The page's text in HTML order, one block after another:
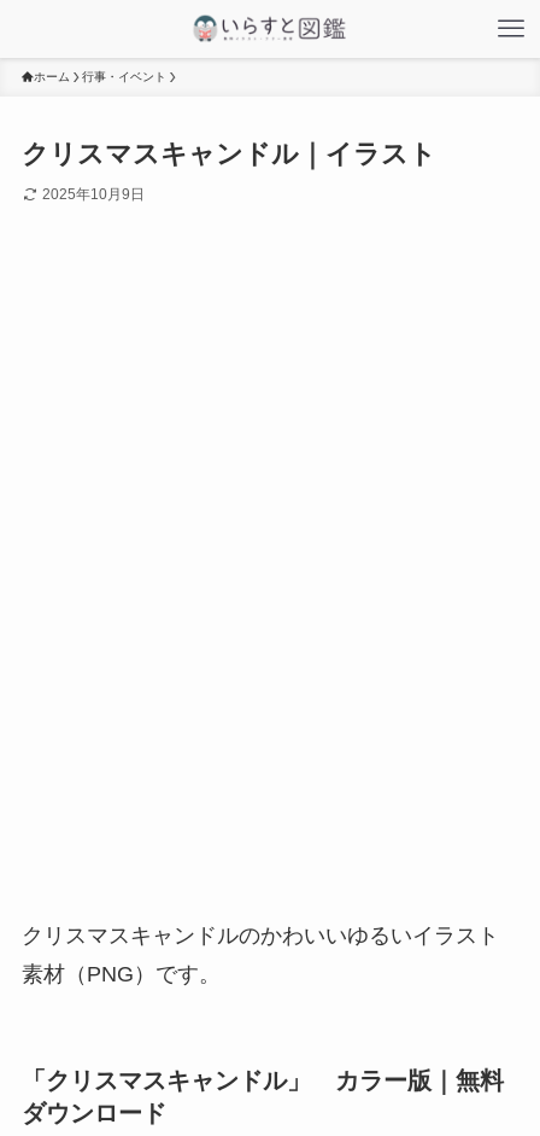
ホーム 行事・イベント
クリスマスキャンドル｜イラスト
2025年10月9日
クリスマスキャンドルのかわいいゆるいイラスト
素材（PNG）です。
「クリスマスキャンドル」 カラー版｜無料
ダウンロード